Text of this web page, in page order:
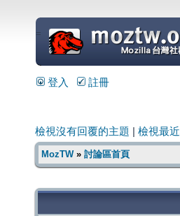
=
登入 註冊
檢視沒有回覆的主題 檢視最
MozTW» 討論區首頁